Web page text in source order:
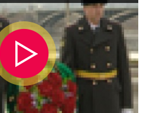
праздник